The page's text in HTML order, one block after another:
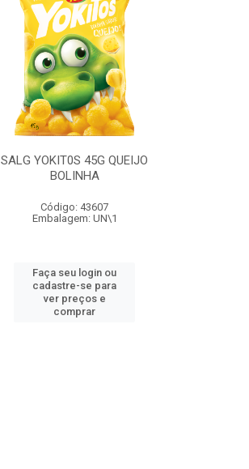
SALG YOKIT0S 45G QUEIJO
BOLINHA
Código: 43607
Embalagem: UN\1
Faça seu login ou
cadastre-se para
ver preços e
comprar